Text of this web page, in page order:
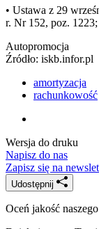
• Ustawa z 29
r. Nr 152, poz.
Autopromocja
Źródło: iskb.infor.pl
amortyzacja
rachunkowość
Wersja do druku
Napisz do nas
Zapisz się na
Udostępnij
Oceń jakość